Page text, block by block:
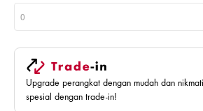
0
Upgrade perangkat dengan mudah dan
spesial dengan trade-in!